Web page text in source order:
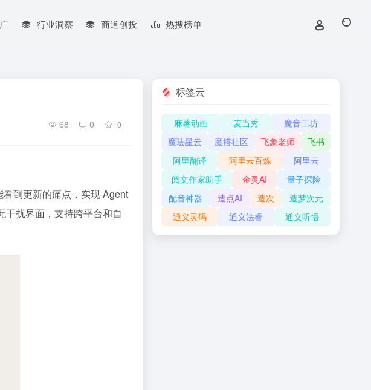
行业洞察 商道创投 热搜榜单
68 0 0
到更新的痛点，实现 Agent
干扰界面，支持跨平台和自
标签云
麻薯动画 麦当秀
魔音工坊
魔珐星云
魔搭社区 飞象老师
飞书
阿里翻译
阿里云百炼
阿里云
阅文作家助手
金灵AI
量子探险
配音神器
造点AI 造次
造梦次元
通义灵码
通义法睿 通义听悟